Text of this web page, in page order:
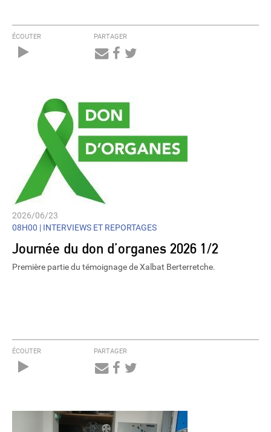
ÉCOUTER PARTAGER
2026/06/23
08H00 | INTERVIEWS ET REPORTAGES
Journée du don d’organes 2026 1/2
Première partie du témoignage de Xalbat Berterretche.
ÉCOUTER PARTAGER